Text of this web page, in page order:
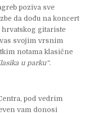
poziva sve
da dođu na koncert
hrvatskog gitariste
svojim vrsnim
notama klasične
u parku“.
pod vedrim
vam donosi